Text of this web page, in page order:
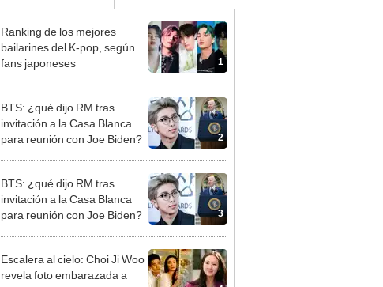
1
Ranking de los mejores
bailarines del K-pop, según
fans japoneses
2
BTS: ¿qué dijo RM tras
invitación a la Casa Blanca
para reunión con Joe Biden?
3
BTS: ¿qué dijo RM tras
invitación a la Casa Blanca
para reunión con Joe Biden?
Escalera al cielo: Choi Ji Woo
revela foto embarazada a